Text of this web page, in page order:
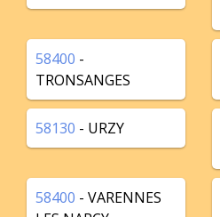
58400 -
TRONSANGES
58130 - URZY
58400 - VARENNES